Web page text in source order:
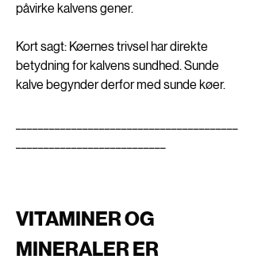
påvirke kalvens gener.
Kort sagt: Køernes trivsel har direkte
betydning for kalvens sundhed. Sunde
kalve begynder derfor med sunde køer.
VITAMINER OG
MINERALER ER